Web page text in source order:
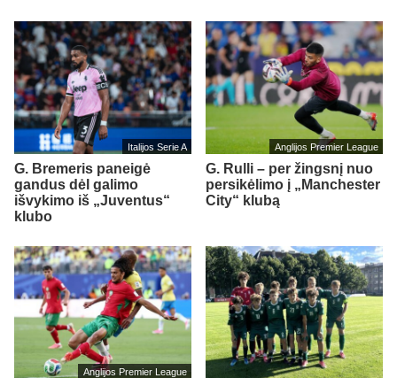
Italijos Serie A
G. Bremeris paneigė
gandus dėl galimo
išvykimo iš „Juventus“
klubo
Anglijos Premier League
G. Rulli – per žingsnį nuo
persikėlimo į „Manchester
City“ klubą
Anglijos Premier League